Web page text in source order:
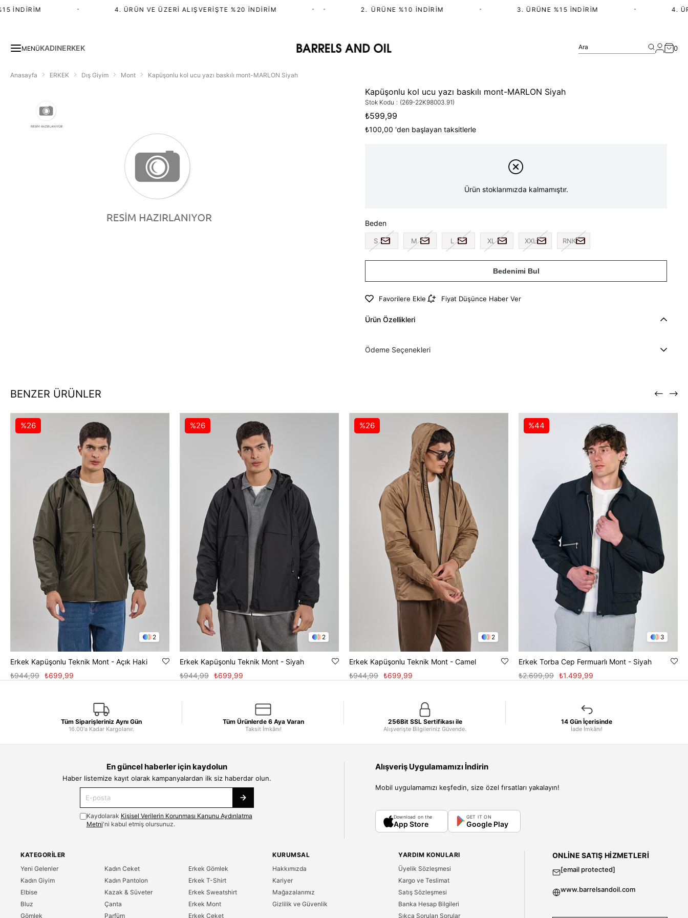
İNDIRIM 4. ÜRÜN VE ÜZERI ALIŞVERIŞTE %20 İNDIRIM 2.⁠ ⁠ÜRÜNE %10 İNDIRIM 3. ÜRÜNE %15 İNDIRIM 4.
MENÜKADINERKEK Ara 0
Anasayfa ERKEK Dış Giyim Mont Kapüşonlu kol ucu yazı baskılı mont-MARLON Siyah
Kapüşonlu kol ucu yazı baskılı mont-MARLON Siyah
Stok Kodu (269-22K98003.91)
₺599,99
₺100,00 'den başlayan taksitlerle
Ürün stoklarımızda kalmamıştır.
Beden
S M L XL XXL RNK
Bedenimi Bul
Favorilere Ekle Fiyat Düşünce Haber Ver
Ürün Özellikleri
Ödeme Seçenekleri
BENZER ÜRÜNLER
2
Erkek Kapüşonlu Teknik Mont - Açık Haki
₺699,99
₺944,99
%26
2
Erkek Kapüşonlu Teknik Mont - Siyah
₺699,99
₺944,99
%26
2
Erkek Kapüşonlu Teknik Mont - Camel
₺699,99
₺944,99
%26
3
Erkek Torba Cep Fermuarlı Mont - Siyah
₺1.499,99
₺2.699,99
%44
Tüm Siparişleriniz Aynı Gün
16.00'a Kadar Kargolanır.
Tüm Ürünlerde 6 Aya Varan
Taksit İmkânı!
256Bit SSL Sertifikası ile
Alışverişte Bilgileriniz Güvende.
14 Gün İçerisinde
İade İmkânı!
En güncel haberler için kaydolun
Haber listemize kayıt olarak kampanyalardan ilk siz haberdar olun.
Kaydolarak Kişisel Verilerin Korunması Kanunu Aydınlatma
Metni'ni kabul etmiş olursunuz.
Alışveriş Uygulamamızı İndirin
Mobil uygulamamızı keşfedin, size özel fırsatları yakalayın!
Download on the
App Store
GET IT ON
Google Play
KATEGORILER
Yeni Gelenler
Kadın Giyim
Elbise
Bluz
Gömlek
Kadın Ceket
Kadın Pantolon
Kazak & Süveter
Çanta
Parfüm
Erkek Gömlek
Erkek T-Shirt
Erkek Sweatshirt
Erkek Mont
Erkek Ceket
KURUMSAL
Hakkımızda
Kariyer
Mağazalarımız
Gizlilik ve Güvenlik
YARDIM KONULARI
Üyelik Sözleşmesi
Kargo ve Teslimat
Satış Sözleşmesi
Banka Hesap Bilgileri
Sıkça Sorulan Sorular
ONLINE SATIŞ HIZMETLERI
[email protected]
www.barrelsandoil.com